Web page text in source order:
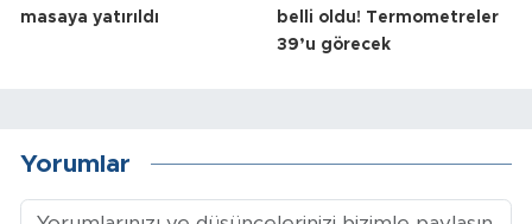
masaya yatırıldı
belli oldu! Termometreler
39’u görecek
Yorumlar